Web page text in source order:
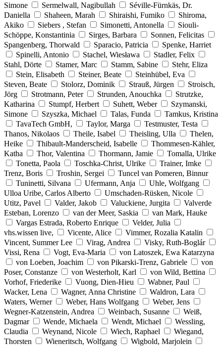
Simone
Sermelwall, Nagibullah
Séville-Fürnkäs, Dr.
Daniella
Shaheen, Marah Shiraishi, Fumiko
Shiroma,
Akiko
Siebers , Stefan Simonetti, Antonella
Siouli-
Schöppe, Konstantinia
Sirges, Barbara
Sonnen, Felicitas
Spangenberg, Thorwald
Sparacio, Patricia
Spenke, Harriet
Spinelli, Antonio
Stachel, Wiesława
Stadler, Felix
Stahl, Dörte
Stamer, Marc Stamm, Sabine
Stehr, Eliza
Stein, Elisabeth
Steiner, Beate
Steinhübel, Eva
Steven, Beate
Stolorz, Dominik Strauß, Jürgen
Stroisch,
Jörg
Strotmann, Peter Strunden, Anouchka
Strutzke,
Katharina
Stumpf, Herbert Suhett, Weber
Szymanski,
Simone
Szyszka, Michael Talas, Funda
Tamkus, Kristina
TavaTech GmbH,
Taylor, Marga
Testmuster, Testa
Thanos, Nikolaos
Theile, Isabel Theisling, Ulla
Thelen,
Heike
Thibault-Manderscheid, Isabelle
Thommesen-Kähler,
Katha
Thor, Valentina Thormann, Jamie
Tomalla, Ulrike
Tonetta, Paola
Toschka-Christ, Ulrike
Trainer, Imke
Trenz, Boris
Troshin, Sergei
Tuncel van Pomeren, Binnur
Tuninetti, Silvana
Ufermann, Anja
Uhle, Wolfgang
Ulloa Uribe, Carlos Alberto
Umschaden-Rüsken, Nicole
Utitz, Pavel
Valder, Jakob Valuckiene, Jurgita
Valverde
Esteban, Lorenzo
van der Meer, Saskia
van Mark, Hauke
Vargas Estrada, Roberto Enrique
Velder, Julia
vhs.wissen live,
Vicente, Alice
Vimmer, Rozalia Katalin
Vincent, Summer Lee
Virag, Andrea
Visky, Ruth-Boglár
Vissi, Rena
Vogt, Eva-Maria
von Latoszek, Ewa Katarzyna
von Loeben, Joachim
von Pikarski-Trenz, Gabriele
von
Poser, Constanze
von Westerholt, Karl
von Wild, Bettina
Vorhof, Friederike
Vuong, Dien-Hieu
Wabner, Paul
Wacker, Lena
Wagner, Anna Christine
Waldron, Lara
Waters, Werner
Weber, Hans Wolfgang
Weber, Jens
Wegner-Katzenstein, Andrea
Weinbach, Susanne
Weiß,
Dagmar
Wende, Michaela Wendt, Michael
Wessling,
Claudia
Weynand, Nicole Wiech, Raphael
Wiegand,
Thorsten
Wieneritsch, Wolfgang
Wigbold, Marjolein